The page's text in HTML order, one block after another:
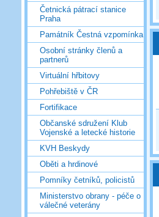
Četnická pátrací stanice
Praha
Památník Čestná vzpomínka
Osobní stránky členů a
partnerů
Virtuální hřbitovy
Pohřebiště v ČR
Fortifikace
Občanské sdružení Klub
Vojenské a letecké historie
KVH Beskydy
Oběti a hrdinové
Pomníky četníků, policistů
Ministerstvo obrany - péče o
válečné veterány